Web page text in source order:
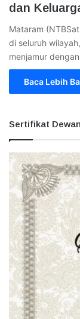
dan
Mataram
di seluruh
menjamur
Baca Lebih
Sertifikat